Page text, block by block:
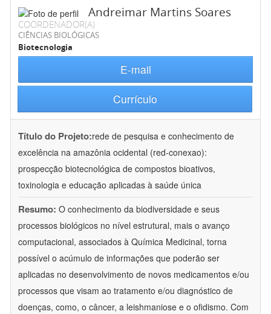
Andreimar Martins Soares
COORDENADOR(A)
CIÊNCIAS BIOLÓGICAS
Biotecnologia
E-mail
Currículo
Título do Projeto:rede de pesquisa e conhecimento de
excelência na amazônia ocidental (red-conexao):
prospecção biotecnológica de compostos bioativos,
toxinologia e educação aplicadas à saúde única
Resumo: O conhecimento da biodiversidade e seus
processos biológicos no nível estrutural, mais o avanço
computacional, associados à Química Medicinal, torna
possível o acúmulo de informações que poderão ser
aplicadas no desenvolvimento de novos medicamentos e/ou
processos que visam ao tratamento e/ou diagnóstico de
doenças, como, o câncer, a leishmaniose e o ofidismo. Com